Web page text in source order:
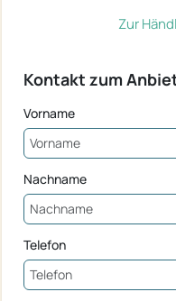
Zur
Kontakt zum
Vorname
Nachname
Telefon